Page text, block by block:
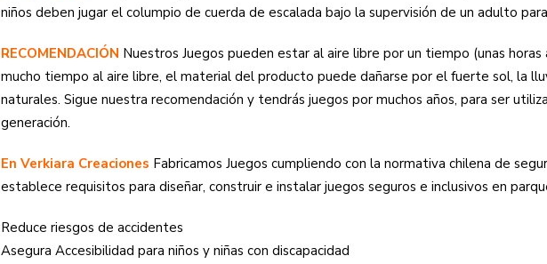
niños deben jugar el columpio de cuerda de escalada bajo la supervisión de un adulto
RECOMENDACIÓN Nuestros Juegos pueden estar al aire libre por un tiempo (unas horas
mucho tiempo al aire libre, el material del producto puede dañarse por el fuerte sol, la
naturales. Sigue nuestra recomendación y tendrás juegos por muchos años, para ser
generación.
En Verkiara Creaciones Fabricamos Juegos cumpliendo con la normativa chilena de
establece requisitos para diseñar, construir e instalar juegos seguros e inclusivos en
Reduce riesgos de accidentes
Asegura Accesibilidad para niños y niñas con discapacidad